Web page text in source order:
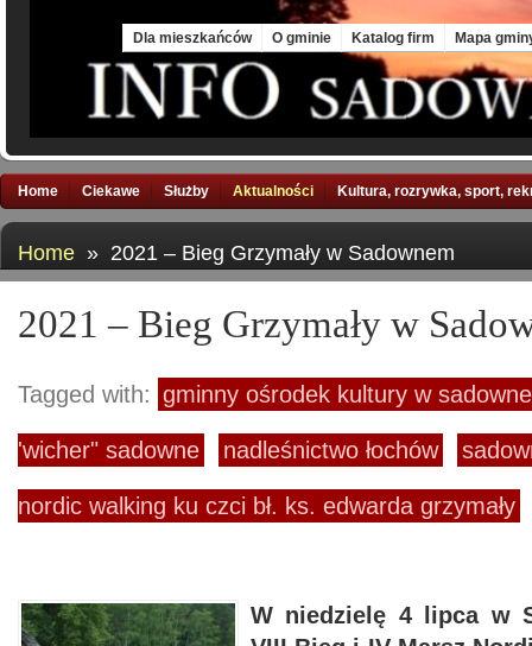
Dla mieszkańców O gminie Katalog firm Mapa
Home Ciekawe Służby Aktualności Kultura, rozrywka, sport,
Home » 2021 – Bieg Grzymały w Sadownem
2021 – Bieg Grzymały w
Tagged with: gminny ośrodek kultury w
'wicher" sadowne nadleśnictwo łochów
nordic walking ku czci bł. ks. edwarda grzymały
W niedzielę 4 lipca w